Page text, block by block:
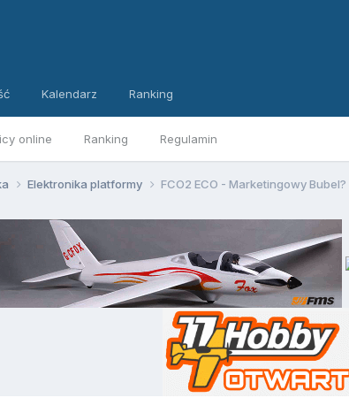
online Ranking Regulamin
Kalendarz Ranking
Elektronika platformy FCO2 ECO - Marketingowy Bubel?